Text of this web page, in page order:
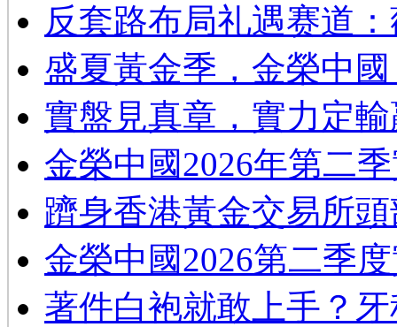
反套路布局礼遇赛道
盛夏黃金季，金榮中
實盤見真章，實力定
金榮中國2026年第二
躋身香港黃金交易所
金榮中國2026第二季
著件白袍就敢上手？